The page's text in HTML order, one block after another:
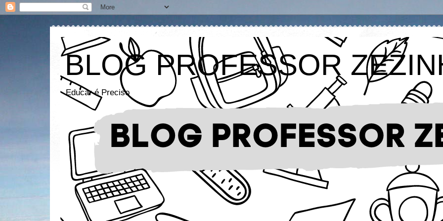
BLOG PROFESSOR
Educar é Preciso